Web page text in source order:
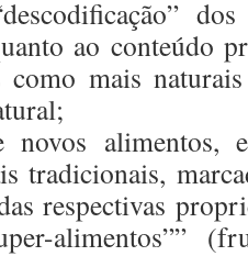
ao conteúdo
como mais
novos alimentos,
tradicionais,
respectivas
alimentos””